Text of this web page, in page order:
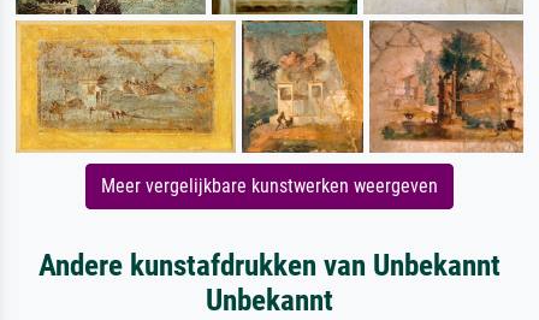
Meer vergelijkbare kunstwerken weergeven
Andere kunstafdrukken van Unbekannt
Unbekannt